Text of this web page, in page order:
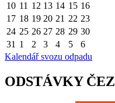
10 11 12 13 14 15 16
17 18 19 20 21 22 23
24 25 26 27 28 29 30
31 1 2 3 4 5
6
Kalendář svozu odpadu
ODSTÁVKY ČEZ